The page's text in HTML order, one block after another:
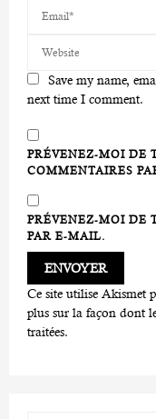
Save my name,
next time I comment.
PRÉVENEZ-MOI DE
COMMENTAIRES
PRÉVENEZ-MOI DE
PAR E-MAIL.
Ce site utilise Akismet
plus sur la façon dont
traitées.